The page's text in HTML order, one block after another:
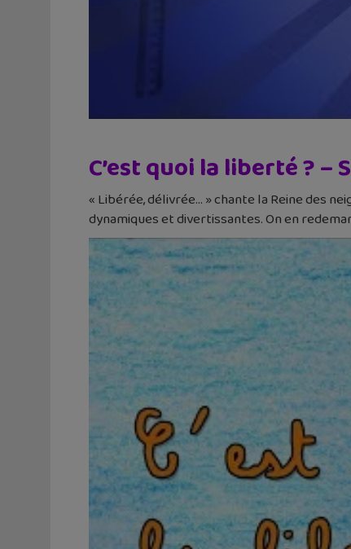
C’est quoi la liberté ? –
« Libérée, délivrée… » chante la Reine des
dynamiques et divertissantes. On en